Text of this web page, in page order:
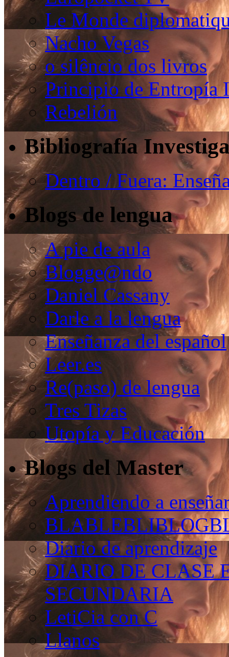
Le Monde
Nacho Vegas
o silêncio dos livros
Principio de Entropía
Rebelión
Bibliografía
Dentro / Fuera:
Blogs de lengua
A pie de aula
Blogge@ndo
Daniel Cassany
Darle a la lengua
Enseñanza del español
Leer.es
Re(paso) de lengua
Tres Tizas
Utopía y Educación
Blogs del Master
Aprendiendo a
Diario de aprendizaje
DIARIO DE CLASE
SECUNDARIA
LetiCia con C
Llanos